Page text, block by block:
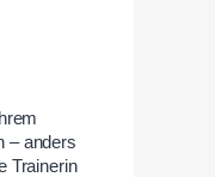
– anders
Trainerin